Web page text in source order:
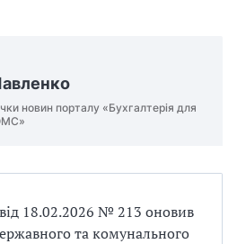
новин порталу «Бухгалтерія для
18.02.2026 № 213 оновив
та комунального